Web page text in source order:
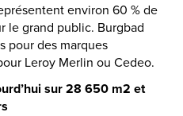
environ 60 % de
le grand public. Burgbad
pour des marques
Leroy Merlin ou Cedeo.
sur 28 650 m2 et